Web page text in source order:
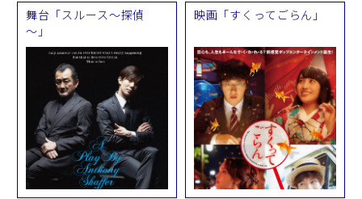
舞台「スルース～探偵
～」
映画「すくってごらん」